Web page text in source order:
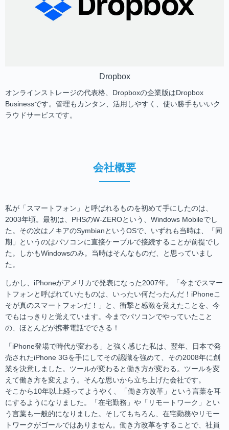
Dropbox
オンラインストレージの代表格、Dropboxの企業版はDropbox
Businessです。管理もカンタン、活用しやすく、使い勝手もいいク
ラウドサービスです。
会社概要
私が「スマートフォン」と呼ばれるものを初めて手にしたのは、
2003年頃。最初は、PHSのW-ZEROという、Windows Mobileでし
た。その次はノキアのSymbianというOSで、いずれも当時は、「同
期」というのはパソコンに直接ケーブルで接続することが前提でし
た。しかもWindowsのみ。当時はそんなものだ、と思っていまし
た。
しかし、iPhoneがアメリカで発表になった2007年。「今までスマー
トフォンと呼ばれていたものは、いったい何だったんだ！iPhoneこ
そが真のスマートフォンだ！」と、衝撃と感激を覚えたことを、今
でもはっきりと覚えています。今までパソコンでやっていたこと
の、ほとんどが携帯電話でできる！
「iPhone登場で時代が変わる」と強く感じた私は、翌年、日本で発
売されたiPhone 3Gを手にしてその認識を強めて、その2008年に創
業を決意しました。ツールが変わると働き方が変わる。ツールを変
えて働き方を変えよう。そんな思いから立ち上げた会社です。
そこから10年以上経ってようやく、「働き方改革」という言葉を耳
にするようになりました。「在宅勤務」や「リモートワーク」とい
う言葉も一般的になりました。そしてもちろん、在宅勤務やリモー
トワークがゴールではありません。働き方改革をすることで、社員